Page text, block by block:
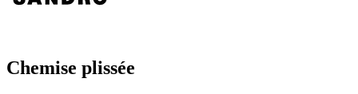
Chemise plissée